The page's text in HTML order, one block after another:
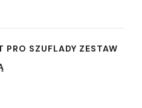
PRO SZUFLADY ZESTAW